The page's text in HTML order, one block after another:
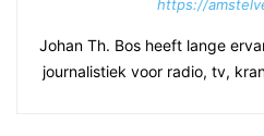
https://
Johan Th. Bos heeft lange
journalistiek voor radio, tv,